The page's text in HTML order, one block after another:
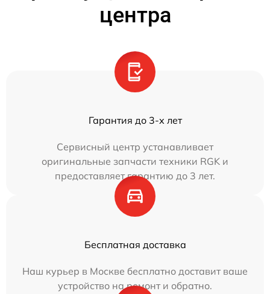
центра
Гарантия до 3-х лет
Сервисный центр устанавливает
оригинальные запчасти техники RGK и
предоставляет гарантию до 3 лет.
Бесплатная доставка
Наш курьер в Москве бесплатно доставит ваше
устройство на ремонт и обратно.